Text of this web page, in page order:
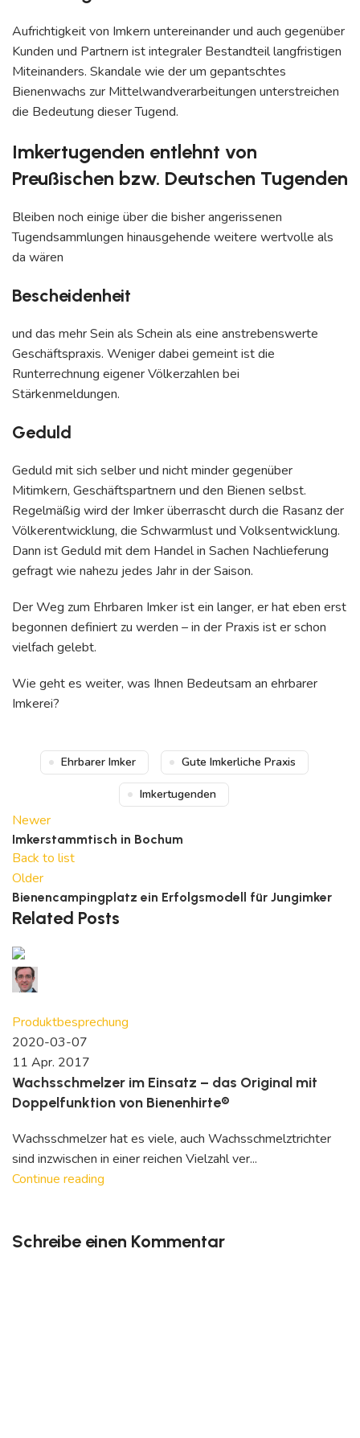
Aufrichtigkeit von Imkern untereinander und auch gegenüber
Kunden und Partnern ist integraler Bestandteil langfristigen
Miteinanders. Skandale wie der um gepantschtes
Bienenwachs zur Mittelwandverarbeitungen unterstreichen
die Bedeutung dieser Tugend.
Imkertugenden entlehnt von
Preußischen bzw. Deutschen Tugenden
Bleiben noch einige über die bisher angerissenen
Tugendsammlungen hinausgehende weitere wertvolle als
da wären
Bescheidenheit
und das mehr Sein als Schein als eine anstrebenswerte
Geschäftspraxis. Weniger dabei gemeint ist die
Runterrechnung eigener Völkerzahlen bei
Stärkenmeldungen.
Geduld
Geduld mit sich selber und nicht minder gegenüber
Mitimkern, Geschäftspartnern und den Bienen selbst.
Regelmäßig wird der Imker überrascht durch die Rasanz der
Völkerentwicklung, die Schwarmlust und Volksentwicklung.
Dann ist Geduld mit dem Handel in Sachen Nachlieferung
gefragt wie nahezu jedes Jahr in der Saison.
Der Weg zum Ehrbaren Imker ist ein langer, er hat eben erst
begonnen definiert zu werden – in der Praxis ist er schon
vielfach gelebt.
Wie geht es weiter, was Ihnen Bedeutsam an ehrbarer
Imkerei?
Ehrbarer Imker Gute Imkerliche Praxis
Imkertugenden
Newer
Imkerstammtisch in Bochum
Back to list
Older
Bienencampingplatz ein Erfolgsmodell für Jungimker
Related Posts
Produktbesprechung
2020-03-07
11 Apr. 2017
Wachsschmelzer im Einsatz – das Original mit
Doppelfunktion von Bienenhirte®
Wachsschmelzer hat es viele, auch Wachsschmelztrichter
sind inzwischen in einer reichen Vielzahl ver...
Continue reading
Schreibe einen Kommentar